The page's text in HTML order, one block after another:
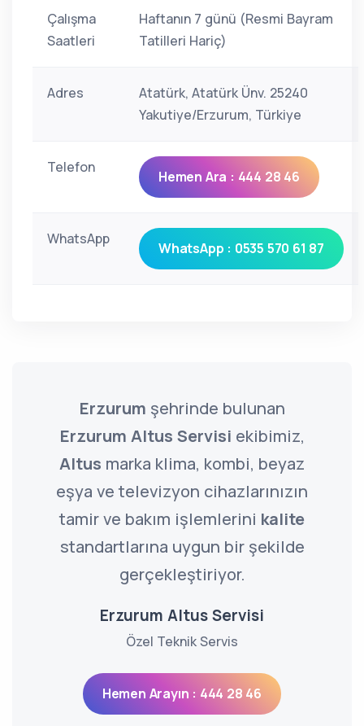
Çalışma
Saatleri
Haftanın 7 günü (Resmi Bayram
Tatilleri Hariç)
Adres
Atatürk, Atatürk Ünv. 25240
Yakutiye/Erzurum, Türkiye
Telefon
Hemen Ara : 444 28 46
WhatsApp
WhatsApp : 0535 570 61 87
Erzurum şehrinde bulunan
Erzurum Altus Servisi ekibimiz,
Altus marka klima, kombi, beyaz
eşya ve televizyon cihazlarınızın
tamir ve bakım işlemlerini kalite
standartlarına uygun bir şekilde
gerçekleştiriyor.
Erzurum Altus Servisi
Özel Teknik Servis
Hemen Arayın : 444 28 46